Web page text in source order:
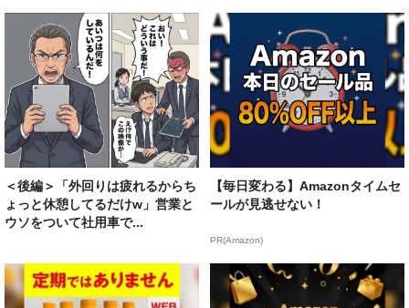
＜後編＞「外回りは疲れるからち
ょっと休憩してるだけw」営業と
ウソをついて社用車で...
【毎日変わる】Amazonタイムセ
ールが見逃せない！
PR(Amazon)